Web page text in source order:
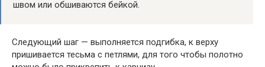
швом или обшиваются бейкой.
Следующий шаг — выполняется подгибка, к верху
пришивается тесьма с петлями, для того чтобы полотно